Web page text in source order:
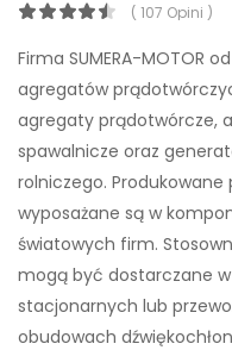
( 107 Opini )
Firma SUMERA-MOTOR
agregatów
agregaty prądotwórcze,
spawalnicze oraz
rolniczego. Produkowane
wyposażane są w
światowych firm.
mogą być dostarczane
stacjonarnych lub
obudowach